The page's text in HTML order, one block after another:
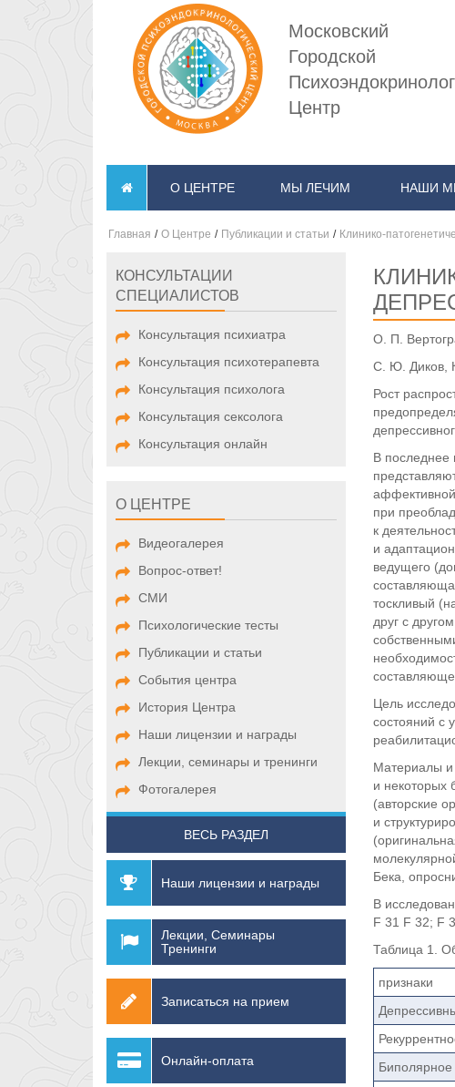
Московский
Городской
Центр
О ЦЕНТРЕ МЫ ЛЕЧИМ НАШИ
Главная / О Центре / Публикации и статьи / Клинико-
КОНСУЛЬТАЦИИ
СПЕЦИАЛИСТОВ
Консультация психиатра
Консультация психотерапевта
Консультация психолога
Консультация сексолога
Консультация онлайн
О ЦЕНТРЕ
Видеогалерея
Вопрос-ответ!
СМИ
Психологические тесты
Публикации и статьи
События центра
История Центра
Наши лицензии и награды
Лекции, семинары и тренинги
Фотогалерея
ВЕСЬ РАЗДЕЛ
Наши лицензии и награды
Лекции, Семинары
Тренинги
Записаться на прием
Онлайн-оплата
О. П.
С. Ю. Диков,
Рост
В последнее
при
к
и
ведущего
тоскливый
друг с
Цель
состояний с
Материалы и
и некоторых
(авторские
и
Бека,
В
F 31 F 32; F
Таблица 1.
признаки
Биполярное